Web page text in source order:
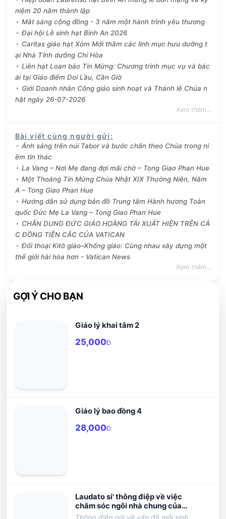
niệm 20 năm thành lập
Mắt sáng cộng đồng - 3 năm một hành trình yêu thương
Đại hội Lễ sinh hạt Bình An 2026
Caritas giáo hạt Xóm Mới thăm các linh mục hưu dưỡng t
ại Nhà Tĩnh dưỡng Chí Hòa
Liên hạt Loan báo Tin Mừng: Chương trình mục vụ và bác
ái tại Giáo điểm Doi Lầu, Cần Giờ
Giới Doanh nhân Công giáo sinh hoạt và Thánh lễ Chúa n
hật ngày 26-07-2026
Xem thêm...
Bài viết cùng người gửi :
Ánh sáng trên núi Tabor và bước chân theo Chúa trong ni
ềm tín thác
La Vang – Nơi Mẹ đang đợi mãi chờ – Tong Giao Phan Hue
Một Thoáng Tin Mừng Chúa Nhật XIX Thường Niên, Năm
A – Tong Giao Phan Hue
Hướng dẫn sử dụng bản đồ Trung tâm Hành hương Toàn
quốc Đức Mẹ La Vang – Tong Giao Phan Hue
CHÂN DUNG ĐỨC GIÁO HOÀNG TÁI XUẤT HIỆN TRÊN CÁ
C ĐỒNG TIỀN CẮC CỦA VATICAN
Đối thoại Kitô giáo–Khổng giáo: Cùng nhau xây dựng một
thế giới hài hòa hơn - Vatican News
Xem thêm...
GỢI Ý CHO BẠN
Giáo lý khai tâm 2
25,000Đ
Giáo lý bao đồng 4
28,000Đ
Laudato si' thông điệp về việc
chăm sóc ngôi nhà chung của
chúng ta
Thông điệp nói về vấn đề môi sinh